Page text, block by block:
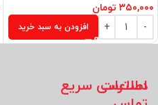
۳۵۰,۰۰۰ تومان
افزودن به سبد خرید
اطلاعات
دسترسی سریع